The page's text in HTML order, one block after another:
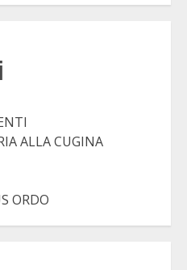
ALLA CUGINA
ORDO